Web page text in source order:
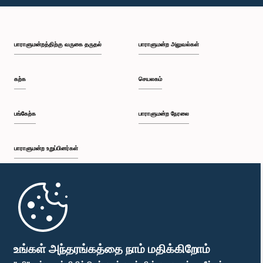
உங்கள் அந்தரங்கத்தை நாம் மதிக்கிறோம்
பி.ப. 1:49 - பி.ப. 1:56
பி.ப. 2:05 - பி.ப. 2:29
பி.ப. 2:54 - பி.ப. 3:09
பாராளுமன்றத்திற்கு வருகை தருதல்
கற்க
பங்கேற்க
பாராளுமன்ற உறுப்பினர்கள்
முதற்பக்கம்
பாராளுமன்ற அலுவல்கள்
செயலகம்
பாராளுமன்ற நேரலை
பாராளுமன்ற கையடக்க செயலி